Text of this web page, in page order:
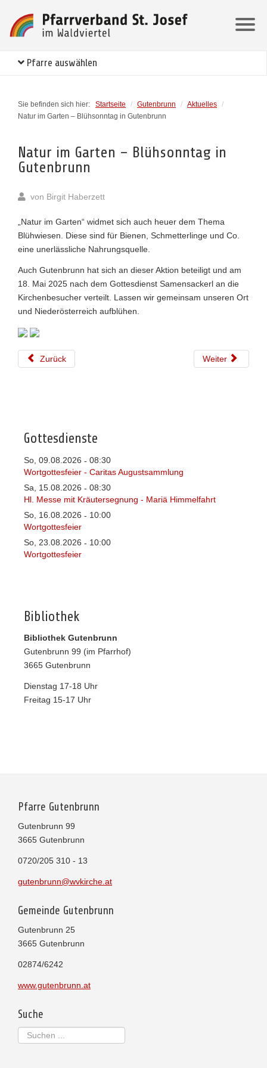
Pfarre auswählen
Sie befinden sich hier: Startseite / Gutenbrunn / Aktuelles
/
Natur im Garten – Blühsonntag in Gutenbrunn
Natur im Garten – Blühsonntag in
Gutenbrunn
von Birgit Haberzett
„Natur im Garten“ widmet sich auch heuer dem Thema
Blühwiesen. Diese sind für Bienen, Schmetterlinge und Co.
eine unerlässliche Nahrungsquelle.
Auch Gutenbrunn hat sich an dieser Aktion beteiligt und am
18. Mai 2025 nach dem Gottesdienst Samensackerl an die
Kirchenbesucher verteilt. Lassen wir gemeinsam unseren Ort
und Niederösterreich aufblühen.
Zurück Weiter
Gottesdienste
So, 09.08.2026 - 08:30
Wortgottesfeier - Caritas Augustsammlung
Sa, 15.08.2026 - 08:30
Hl. Messe mit Kräutersegnung - Mariä Himmelfahrt
So, 16.08.2026 - 10:00
Wortgottesfeier
So, 23.08.2026 - 10:00
Wortgottesfeier
Bibliothek
Bibliothek Gutenbrunn
Gutenbrunn 99 (im Pfarrhof)
3665 Gutenbrunn
Dienstag 17-18 Uhr
Freitag 15-17 Uhr
Pfarre Gutenbrunn
Gutenbrunn 99
3665 Gutenbrunn
0720/205 310 - 13
gutenbrunn@wvkirche.at
Gemeinde Gutenbrunn
Gutenbrunn 25
3665 Gutenbrunn
02874/6242
www.gutenbrunn.at
Suche
Suchen
...